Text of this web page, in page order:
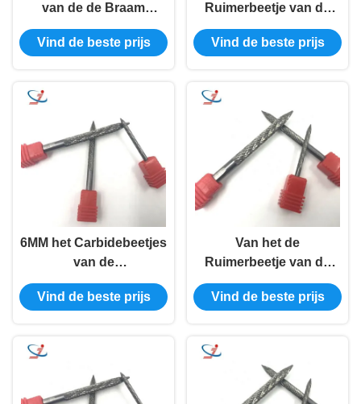
van de de Braam
Vastgesteld Hoog
Hardheid van het
Vind de beste prijs
Ruimerbeetje van de
hoog rendementband
van het de Bandcarbide
Vind de beste prijs
6MM het Carbidebeetjes
van de
Bandreparatie/Hoge
Dtrength-Bandruimer
Vind de beste prijs
Van het de
Ruimerbeetje van de
Professional
4,5MMband van de het
Reparatiedossier -
grootte
Vind de beste prijs